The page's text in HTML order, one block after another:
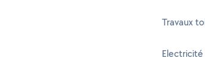
Travaux